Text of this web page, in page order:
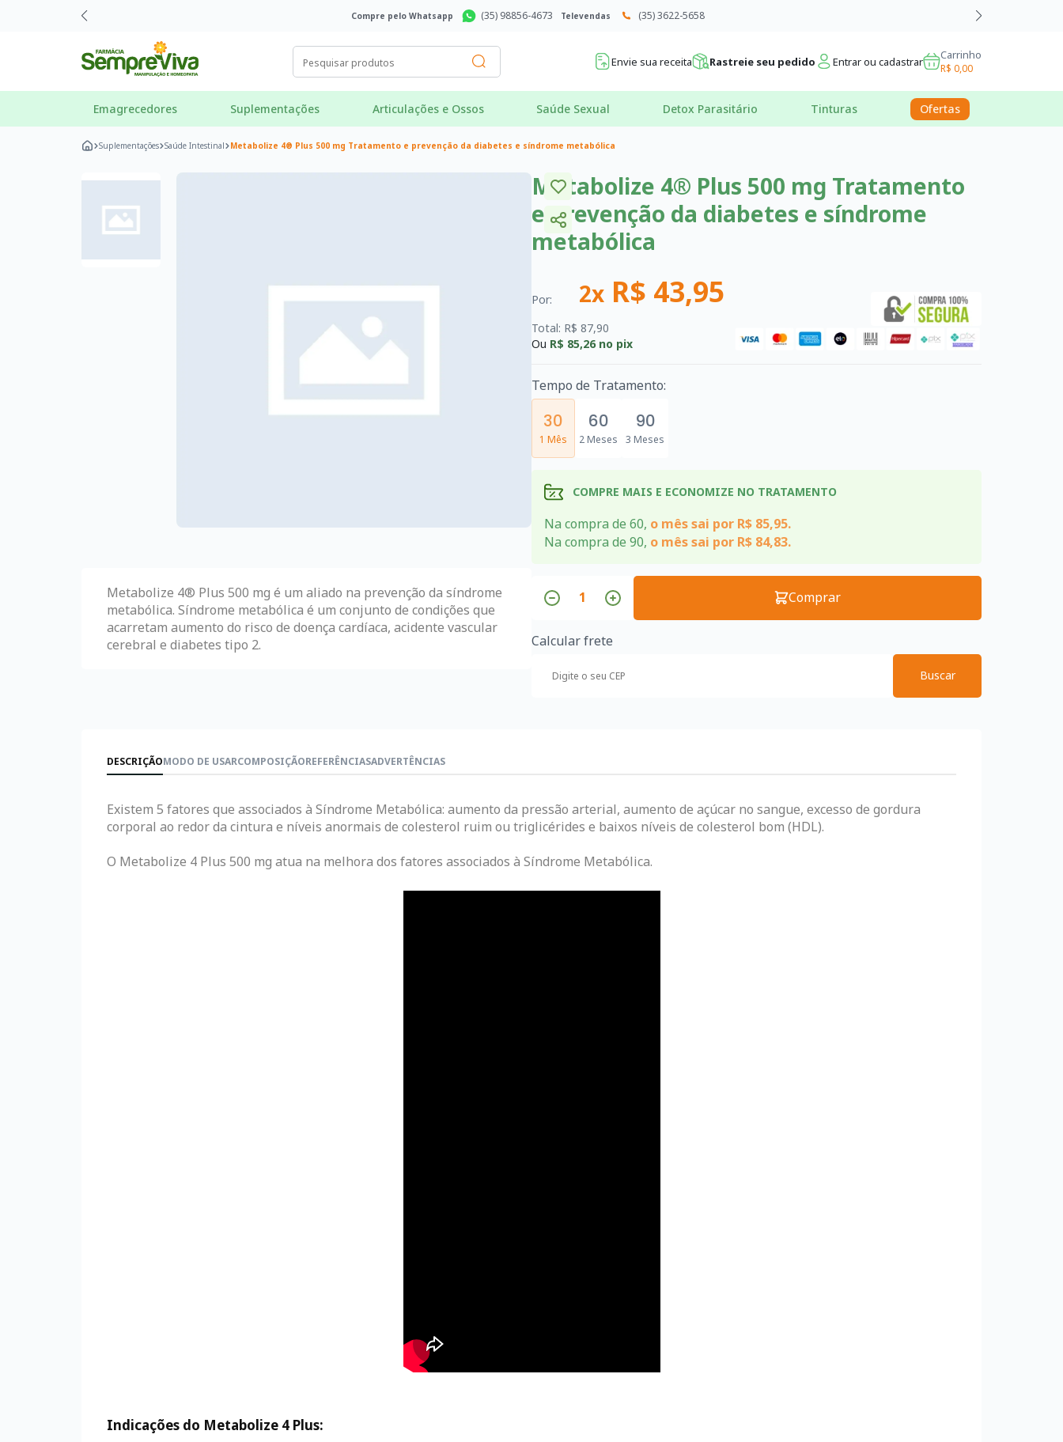
Compre pelo Whatsapp (35) 98856-4673 Televendas (35) 3622-5658
Envie sua receita Rastreie seu pedido Entrar ou cadastrar Carrinho
R$ 0,00
Emagrecedores Suplementações Articulações e Ossos Saúde Sexual Detox Parasitário Tinturas Ofertas
Suplementações Saúde Intestinal Metabolize 4® Plus 500 mg Tratamento e prevenção da diabetes e síndrome metabólica
Metabolize 4® Plus 500 mg é um aliado na prevenção da síndrome
metabólica. Síndrome metabólica é um conjunto de condições que
acarretam aumento do risco de doença cardíaca, acidente vascular
cerebral e diabetes tipo 2.
Metabolize 4® Plus 500 mg Tratamento
e prevenção da diabetes e síndrome
metabólica
Por: 2x R$ 43,95
Total: R$ 87,90
Ou R$ 85,26no pix
Tempo de Tratamento:
30
1 Mês
60
2 Meses
90
3 Meses
COMPRE MAIS E ECONOMIZE NO TRATAMENTO
Na compra de 60, o mês sai por R$ 85,95.
Na compra de 90, o mês sai por R$ 84,83.
Comprar
Calcular frete
Buscar
DESCRIÇÃOMODO DE USARCOMPOSIÇÃOREFERÊNCIASADVERTÊNCIAS
Existem 5 fatores que associados à Síndrome Metabólica: aumento da pressão arterial, aumento de açúcar no sangue, excesso de gordura
corporal ao redor da cintura e níveis anormais de colesterol ruim ou triglicérides e baixos níveis de colesterol bom (HDL).
O Metabolize 4 Plus 500 mg atua na melhora dos fatores associados à Síndrome Metabólica.
Indicações do Metabolize 4 Plus: